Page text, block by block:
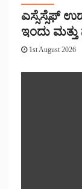
ಎಸ್ಸೆಸ್ಸೆಫ್
ಇಂದು
1st August 2026